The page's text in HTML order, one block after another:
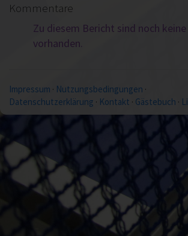
Kommentare
Zu diesem Bericht sind noch
vorhanden.
Impressum · Nutzungsbedingungen ·
Datenschutzerklärung · Kontakt · Gästebuch ·